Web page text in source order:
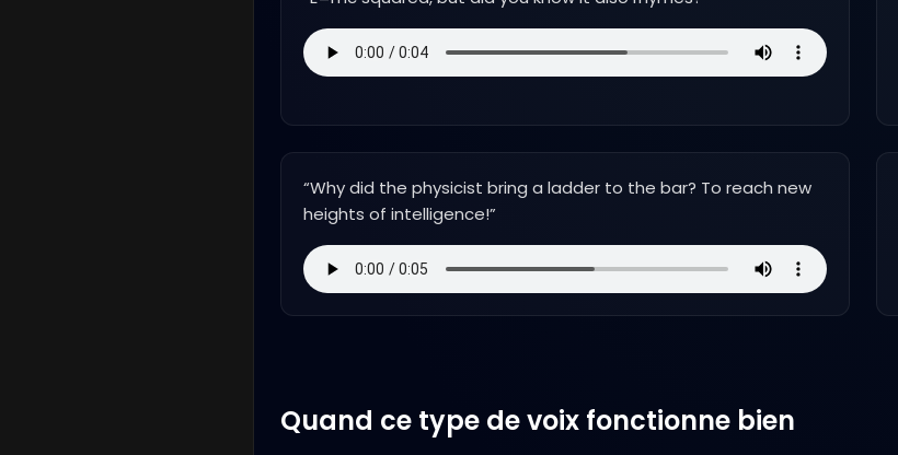
“Why did the physicist bring a ladder to the bar? To reach new
heights of intelligence!”
Quand ce type de voix fonctionne bien